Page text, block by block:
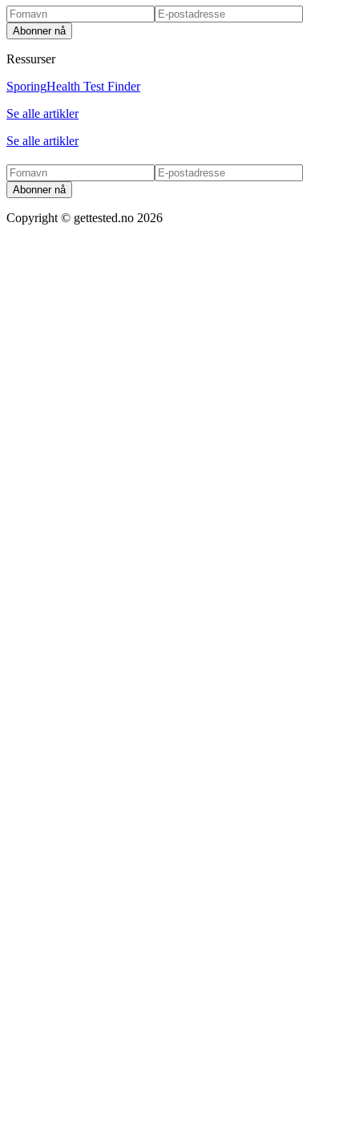
Abonner nå
Ressurser
SporingHealth Test Finder
Se alle artikler
Se alle artikler
Abonner nå
Copyright © gettested.no 2026